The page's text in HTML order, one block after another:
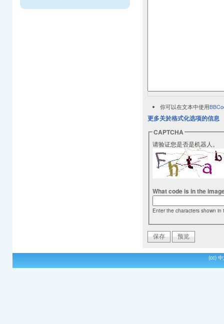
你可以在文本中使用
更多关於格式化选项的信息
CAPTCHA
请验证您是否是机器人。
What code is in the
Enter the characters shown in
(cc)中